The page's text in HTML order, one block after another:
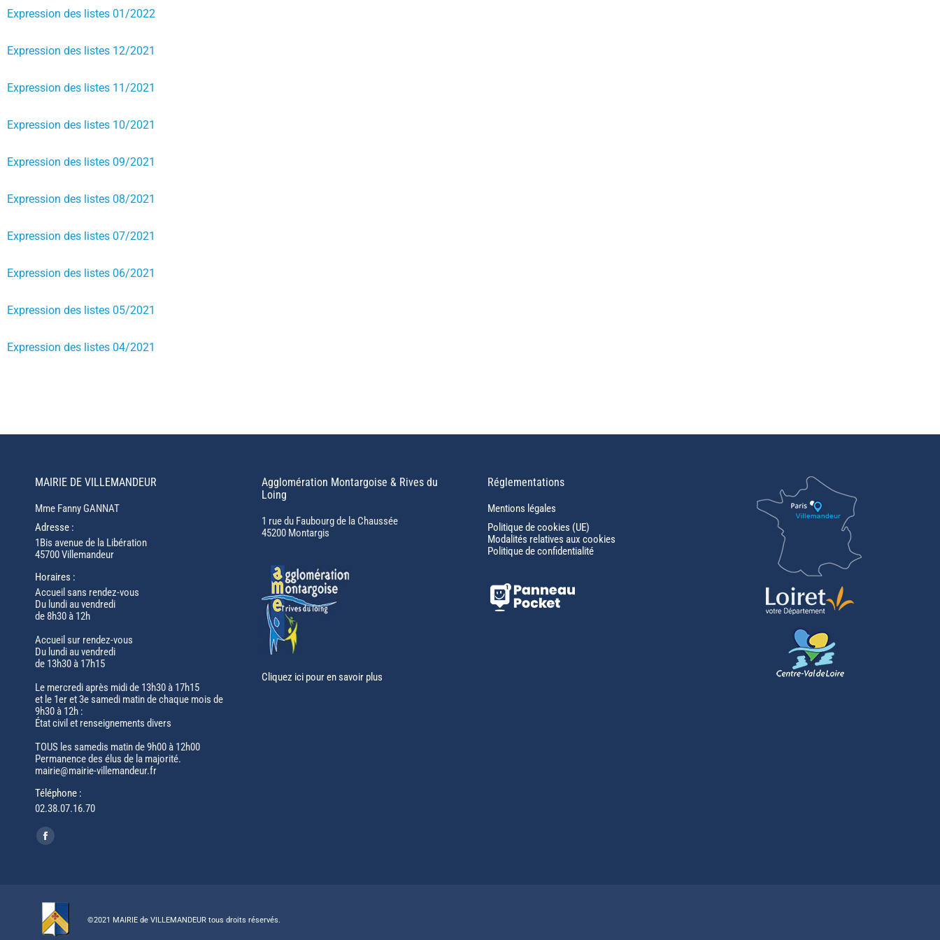
Expression des listes 01/2022
Expression des listes 12/2021
Expression des listes 11/2021
Expression des listes 10/2021
Expression des listes 09/2021
Expression des listes 08/2021
Expression des listes 07/2021
Expression des listes 06/2021
Expression des listes 05/2021
Expression des listes 04/2021
MAIRIE DE VILLEMANDEUR
Mme Fanny GANNAT
Adresse :
1Bis avenue de la Libération
45700 Villemandeur
Horaires :
Accueil sans rendez-vous
Du lundi au vendredi
de 8h30 à 12h
Accueil sur rendez-vous
Du lundi au vendredi
de 13h30 à 17h15
Le mercredi après midi de 13h30 à 17h15
et le 1er et 3e samedi matin de chaque mois de
9h30 à 12h :
État civil et renseignements divers
TOUS les samedis matin de 9h00 à 12h00
Permanence des élus de la majorité.
mairie@mairie-villemandeur.fr
Téléphone :
02.38.07.16.70
Trouvez nous sur :
Facebook
new
window
Agglomération Montargoise & Rives du
Loing
1 rue du Faubourg de la Chaussée
45200 Montargis
Cliquez ici pour en savoir plus
Réglementations
Mentions légales
Politique de cookies (UE)
Modalités relatives aux cookies
Politique de confidentialité
©2021 MAIRIE de VILLEMANDEUR tous droits réservés.